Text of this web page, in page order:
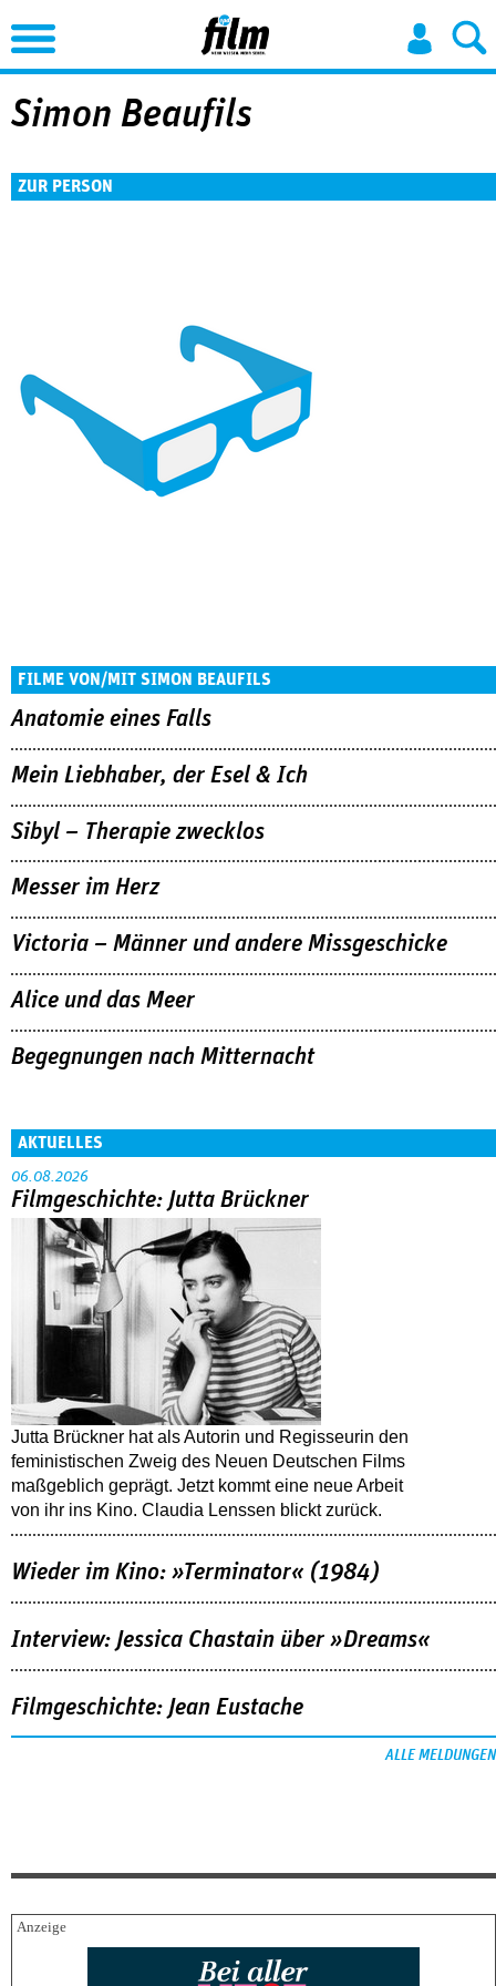
Jump to Navigation
Simon Beaufils
ZUR PERSON
FILME VON/MIT SIMON BEAUFILS
Anatomie eines Falls
Mein Liebhaber, der Esel & Ich
Sibyl – Therapie zwecklos
Messer im Herz
Victoria – Männer und andere Missgeschicke
Alice und das Meer
Begegnungen nach Mitternacht
AKTUELLES
06.08.2026
Filmgeschichte: Jutta Brückner
Jutta Brückner hat als Autorin und Regisseurin den
feministischen Zweig des Neuen Deutschen Films
maßgeblich geprägt. Jetzt kommt eine neue Arbeit
von ihr ins Kino. Claudia Lenssen blickt zurück.
Wieder im Kino: »Terminator« (1984)
Interview: Jessica Chastain über »Dreams«
Filmgeschichte: Jean Eustache
ALLE MELDUNGEN